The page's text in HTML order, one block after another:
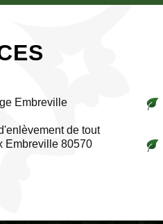
Embreville
de tout
Embreville 80570